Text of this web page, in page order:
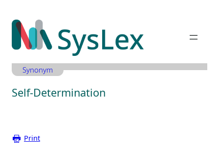
Inhalt
springen
Synonym
Self-Determination
Print